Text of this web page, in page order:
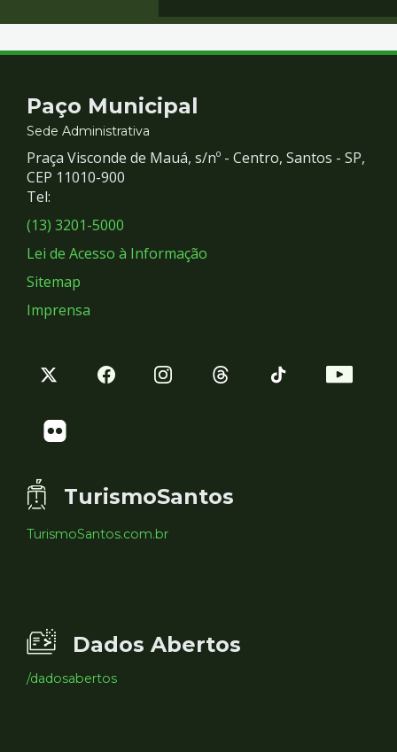
Contato
e
Redes
Sociais
Paço Municipal
Sede Administrativa
Praça Visconde de Mauá, s/nº - Centro, Santos - SP,
CEP 11010-900
Tel:
(13) 3201-5000
Lei de Acesso à Informação
Sitemap
Imprensa
TurismoSantos
TurismoSantos.com.br
Dados Abertos
/dadosabertos